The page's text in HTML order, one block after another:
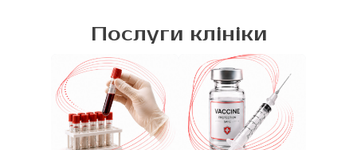
Послуги клініки